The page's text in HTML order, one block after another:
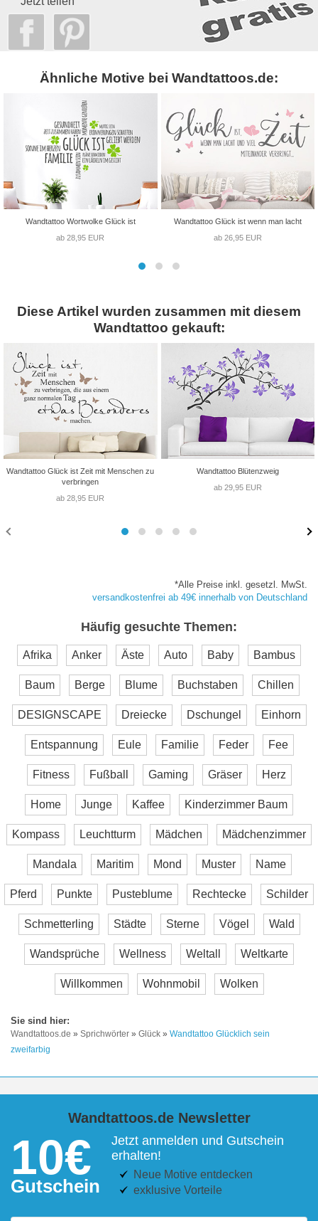
Ähnliche Motive bei Wandtattoos.de:
Wandtattoo Wortwolke Glück ist
ab 28,95 EUR
Wandtattoo Glück ist wenn man lacht
ab 26,95 EUR
Diese Artikel wurden zusammen mit diesem
Wandtattoo gekauft:
Wandtattoo Glück ist Zeit mit Menschen zu
verbringen
ab 28,95 EUR
Wandtattoo Blütenzweig
ab 29,95 EUR
*Alle Preise inkl. gesetzl. MwSt.
versandkostenfrei ab 49€ innerhalb von Deutschland
Häufig gesuchte Themen:
Afrika Anker Äste Auto Baby Bambus
Baum Berge Blume Buchstaben Chillen
DESIGNSCAPE Dreiecke Dschungel Einhorn
Entspannung Eule Familie Feder Fee
Fitness Fußball Gaming Gräser Herz
Home Junge Kaffee Kinderzimmer Baum
Kompass Leuchtturm Mädchen Mädchenzimmer
Mandala Maritim Mond Muster Name
Pferd Punkte Pusteblume Rechtecke Schilder
Schmetterling Städte Sterne Vögel Wald
Wandsprüche Wellness Weltall Weltkarte
Willkommen Wohnmobil Wolken
Wandtattoos.de » Sprichwörter » Glück » Wandtattoo Glücklich sein
zweifarbig
Wandtattoos.de Newsletter
10€
Gutschein
Jetzt anmelden und Gutschein
erhalten!
Neue Motive entdecken
exklusive Vorteile